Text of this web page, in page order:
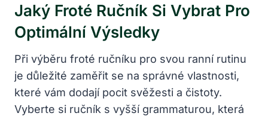
Jaký Froté Ručník Si Vybrat Pro
Optimální Výsledky
Při výběru froté ručníku pro svou ranní rutinu
je důležité zaměřit se na správné vlastnosti,
které vám dodají pocit svěžesti a čistoty.
Vyberte si ručník s vyšší grammaturou, která